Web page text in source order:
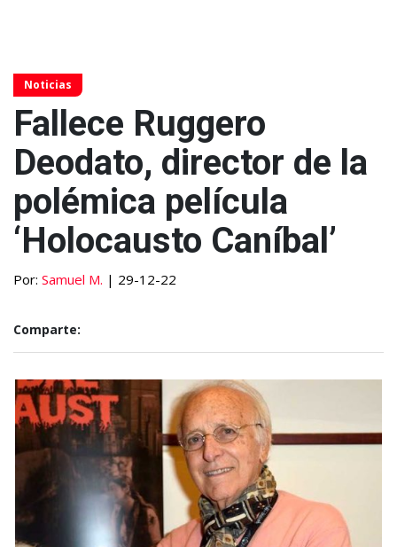
Noticias
Fallece Ruggero
Deodato, director de la
polémica película
‘Holocausto Caníbal’
Por: Samuel M. | 29-12-22
Comparte: